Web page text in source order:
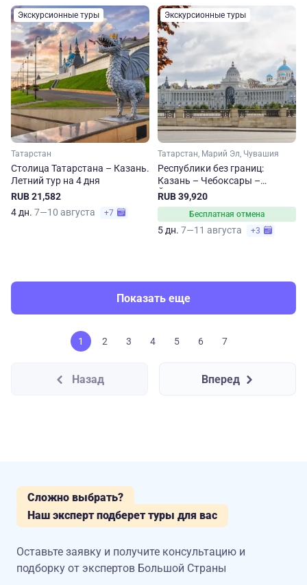
Экскурсионные туры
Татарстан
Столица Татарстана – Казань.
Летний тур на 4 дня
RUB 21,582
4 дн. 7—10 августа +7
Экскурсионные туры
Татарстан, Марий Эл, Чувашия
Республики без границ:
Казань – Чебоксары –
Йошкар-Ола
RUB 39,920
Бесплатная отмена
5 дн. 7—11 августа +3
Показать еще
1 2 3 4 5 6 7
Назад Вперед
Сложно выбрать?
Наш эксперт подберет туры для вас
Оставьте заявку и получите консультацию и
подборку от экспертов Большой Страны